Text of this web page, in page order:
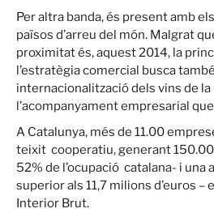
Per altra banda, és present amb
països d’arreu del món. Malgrat
proximitat és, aquest 2014, la
l’estratègia comercial busca
internacionalització dels vins de
l’acompanyament empresarial
A Catalunya, més de 11.00
teixit cooperatiu, generant
52% de l’ocupació catalana- i
superior als 11,7 milions d’euros
Interior Brut.